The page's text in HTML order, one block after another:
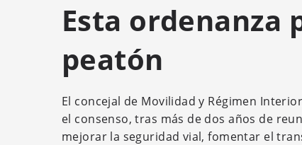
Esta ordenanza
peatón
El concejal de Movilidad y Régimen
el consenso, tras más de dos años de
mejorar la seguridad vial, fomentar el